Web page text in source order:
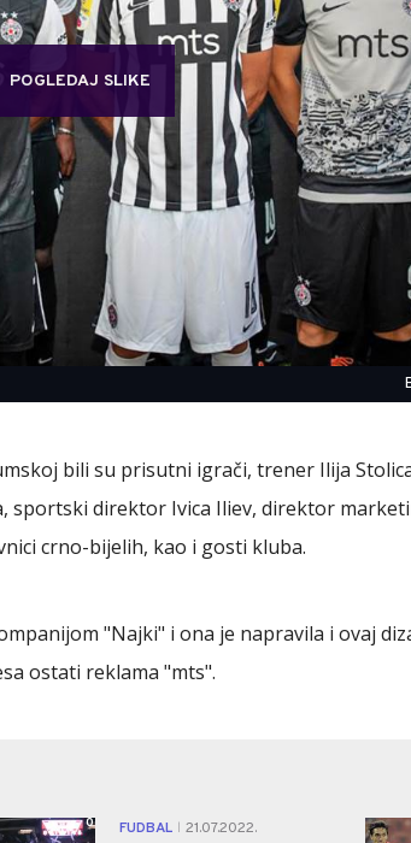
POGLEDAJ SLIKE
bili su prisutni igrači, trener Ilija
sportski direktor Ivica Iliev, direktor
crno-bijelih, kao i gosti kluba.
"Najki" i ona je napravila i ovaj
ostati reklama "mts".
0 FUDBAL
21.07.2022.